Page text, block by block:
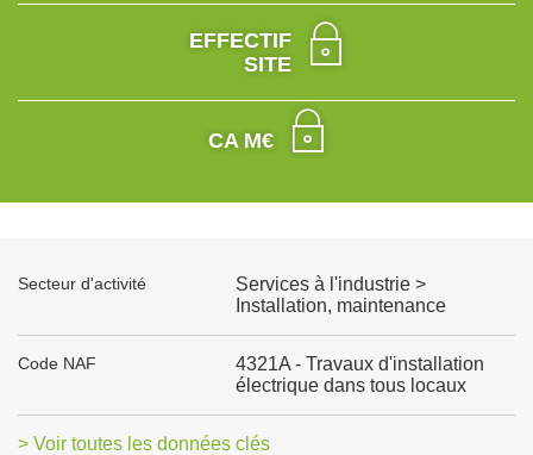
EFFECTIF
SITE
CA M€
Secteur d'activité
Services à l'industrie >
Installation, maintenance
Code NAF
4321A - Travaux d'installation
électrique dans tous locaux
> Voir toutes les données clés